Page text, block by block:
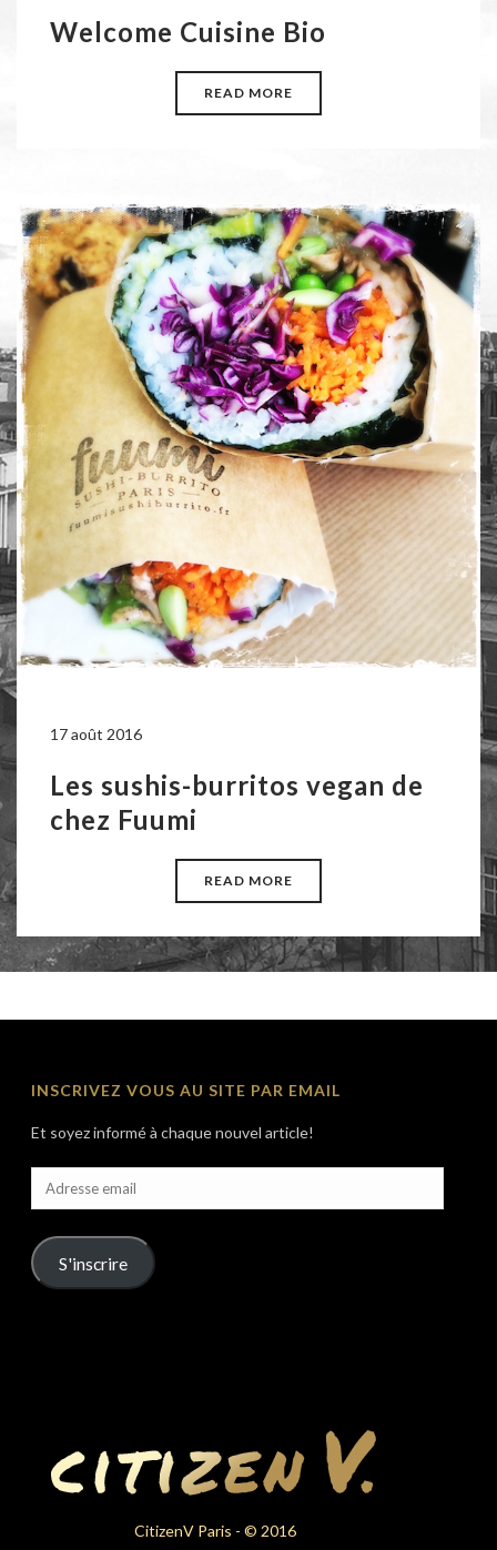
Welcome Cuisine Bio
READ MORE
17 août 2016
Les sushis-burritos vegan de
chez Fuumi
READ MORE
INSCRIVEZ VOUS AU SITE PAR EMAIL
Et soyez informé à chaque nouvel article!
Adresse
email
S'inscrire
CitizenV Paris - © 2016